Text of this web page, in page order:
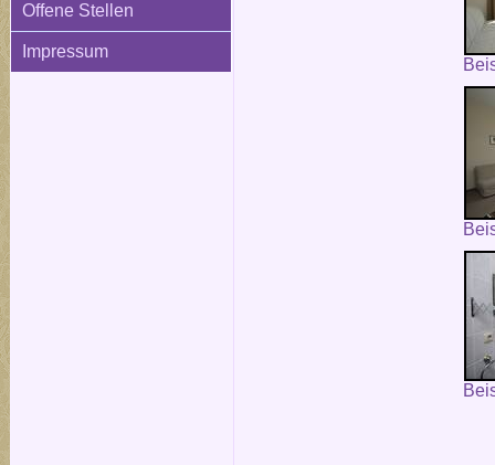
Offene Stellen
Impressum